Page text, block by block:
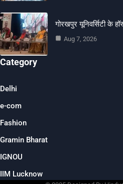
गोरखपुर यूनिवर्सिटी के
Aug 7, 2026
Category
Delhi
e-com
Fashion
Gramin Bharat
IGNOU
IIM Lucknow